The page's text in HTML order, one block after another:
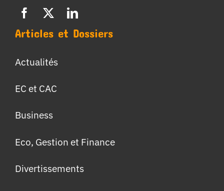
Articles et Dossiers
Actualités
EC et CAC
Business
Eco, Gestion et Finance
Divertissements